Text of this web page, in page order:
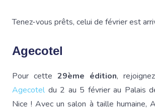
Tenez-vous prêts, celui de février est
Agecotel
Pour cette 29ème édition,
Agecotel du 2 au 5 février au Palais
Nice ! Avec un salon à taille humaine,